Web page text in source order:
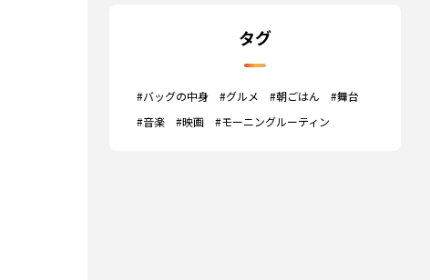
タグ
#バッグの中身 #グルメ #朝ごはん
#舞台
#音楽
#映画 #モーニングルーティン